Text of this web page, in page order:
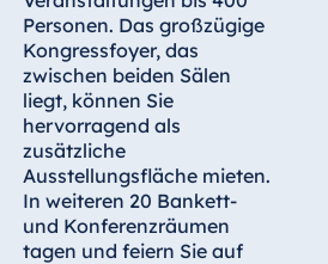
Center Taicang
Italien
Resort Calabria
Personen. Das großzügige
Kongressfoyer, das
zwischen beiden Sälen
liegt, können Sie
hervorragend als
zusätzliche
Ausstellungsfläche mieten.
In weiteren 20 Bankett-
und Konferenzräumen
tagen und feiern Sie auf